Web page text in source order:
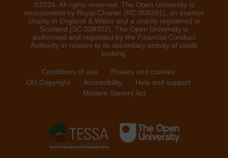
©2024. All rights reserved. The Open University is
incorporated by Royal Charter (RC 000391), an exempt
charity in England & Wales and a charity registered in
Scotland (SC 038302). The Open University is
authorised and regulated by the Financial Conduct
Authority in relation to its secondary activity of credit
broking.
Conditions of use
Privacy and cookies
OU Copyright
Accessibility
Help and support
Modern Slavery Act